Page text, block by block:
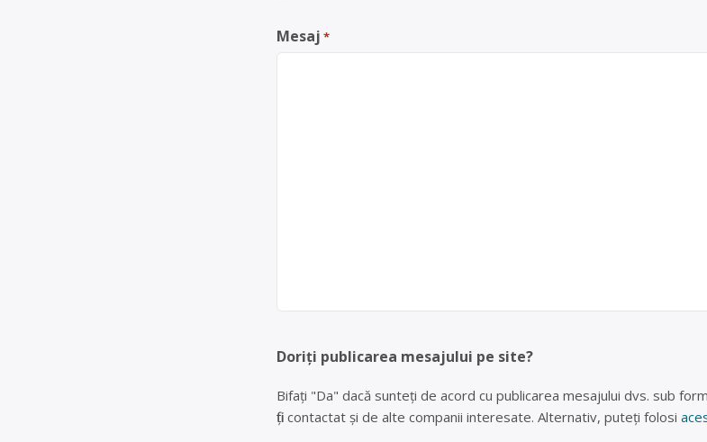
Mesaj *
Doriți publicarea mesajului pe site?
Bifați "Da" dacă sunteți de acord cu publicarea mesajului dvs. sub
fiți contactat și de alte companii interesate. Alternativ, puteți folosi